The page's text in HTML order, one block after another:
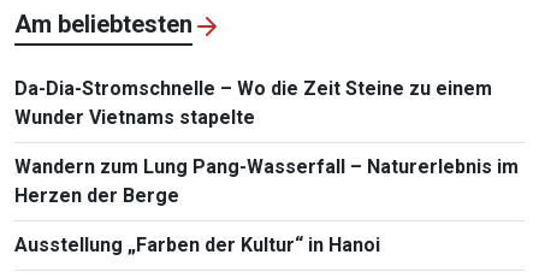
Am beliebtesten
Da-Dia-Stromschnelle – Wo die Zeit Steine zu einem
Wunder Vietnams stapelte
Wandern zum Lung Pang-Wasserfall – Naturerlebnis im
Herzen der Berge
Ausstellung „Farben der Kultur“ in Hanoi